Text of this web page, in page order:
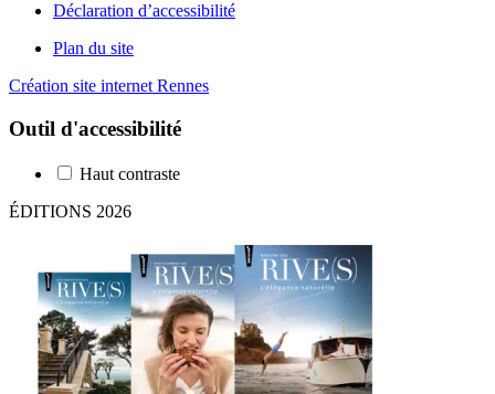
Déclaration d’accessibilité
Plan du site
Création site internet Rennes
Outil d'accessibilité
Haut contraste
ÉDITIONS 2026